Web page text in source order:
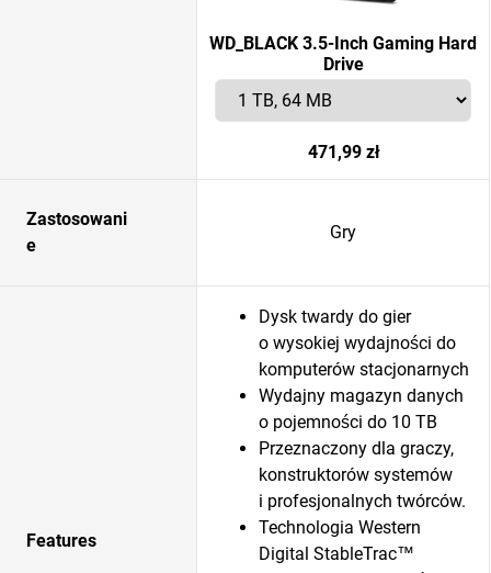
WD_BLACK 3.5-Inch Gaming Hard
Drive
471,99 zł
Zastosowani
e
Gry
Features
Dysk twardy do gier
o wysokiej wydajności do
komputerów stacjonarnych
Wydajny magazyn danych
o pojemności do 10 TB
Przeznaczony dla graczy,
konstruktorów systemów
i profesjonalnych twórców.
Technologia Western
Digital StableTrac™